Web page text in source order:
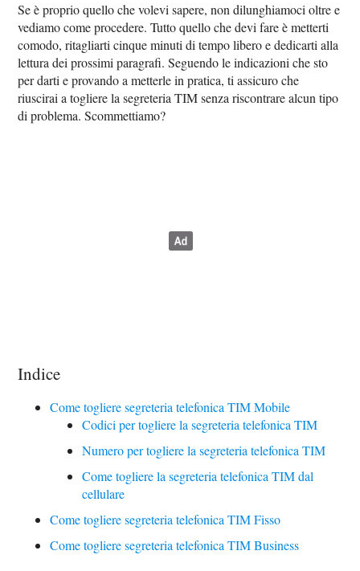
Se è proprio quello che volevi sapere, non dilunghiamoci oltre e
vediamo come procedere. Tutto quello che devi fare è metterti
comodo, ritagliarti cinque minuti di tempo libero e dedicarti alla
lettura dei prossimi paragrafi. Seguendo le indicazioni che sto
per darti e provando a metterle in pratica, ti assicuro che
riuscirai a togliere la segreteria TIM senza riscontrare alcun tipo
di problema. Scommettiamo?
Indice
Come togliere segreteria telefonica TIM Mobile
Codici per togliere la segreteria telefonica TIM
Numero per togliere la segreteria telefonica TIM
Come togliere la segreteria telefonica TIM dal
cellulare
Come togliere segreteria telefonica TIM Fisso
Come togliere segreteria telefonica TIM Business